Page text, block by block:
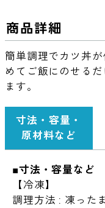
商品詳細
簡単調理でカツ丼
めてご飯にのせる
ます。
寸法・容量・
原材料など
■寸法・容量など
【冷凍】
調理方法 : 凍っ